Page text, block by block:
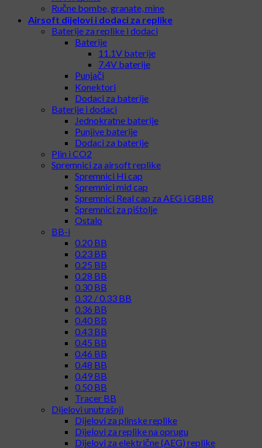
Ručne bombe, granate, mine
Airsoft dijelovi i dodaci za replike
Baterije za replike i dodaci
Baterije
11.1V baterije
7.4V baterije
Punjači
Konektori
Dodaci za baterije
Baterije i dodaci
Jednokratne baterije
Punjive baterije
Dodaci za baterije
Plin i CO2
Spremnici za airsoft replike
Spremnici Hi cap
Spremnici mid cap
Spremnici Real cap za AEG i GBBR
Spremnici za pištolje
Ostalo
BB-i
0.20 BB
0.23 BB
0.25 BB
0.28 BB
0.30 BB
0.32 / 0.33 BB
0.36 BB
0.40 BB
0.43 BB
0.45 BB
0.46 BB
0.48 BB
0.49 BB
0.50 BB
Tracer BB
Dijelovi unutrašnji
Dijelovi za plinske replike
Dijelovi za replike na oprugu
Dijelovi za električne (AEG) replike